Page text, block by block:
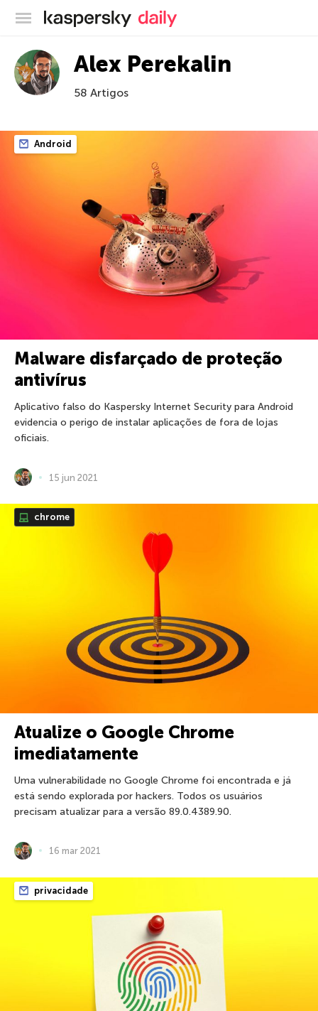
Blog oficial da Kaspersky
Alex Perekalin
58 Artigos
Android
Malware disfarçado de proteção
antivírus
Aplicativo falso do Kaspersky Internet Security para Android
evidencia o perigo de instalar aplicações de fora de lojas
oficiais.
15 jun 2021
chrome
Atualize o Google Chrome
imediatamente
Uma vulnerabilidade no Google Chrome foi encontrada e já
está sendo explorada por hackers. Todos os usuários
precisam atualizar para a versão 89.0.4389.90.
16 mar 2021
privacidade